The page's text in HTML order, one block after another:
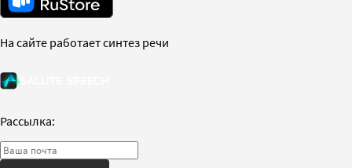
На сайте работает синтез речи
Рассылка: